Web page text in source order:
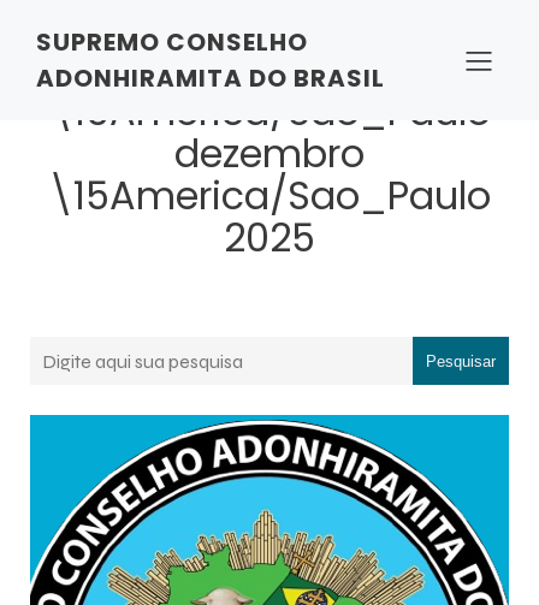
SUPREMO CONSELHO
ADONHIRAMITA DO BRASIL
Posts de 15
\15America/Sao_Paulo
dezembro
\15America/Sao_Paulo
2025
Pesquisar